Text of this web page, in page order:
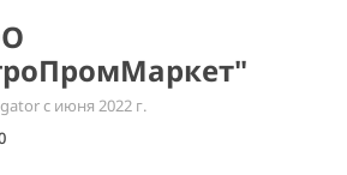
с июня 2022 г.